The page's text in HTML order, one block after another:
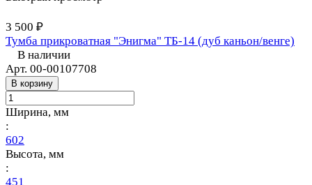
3 500 ₽
Тумба прикроватная "Энигма" ТБ-14 (дуб каньон/венге)
В наличии
Арт. 00-00107708
В корзину
Ширина, мм
:
602
Высота, мм
:
451